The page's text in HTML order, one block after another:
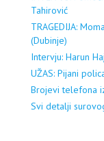
Tahirović
TRAGEDIJA:
(Dubinje)
Intervju: Harun
UŽAS: Pijani
Brojevi telefona
Svi detalji